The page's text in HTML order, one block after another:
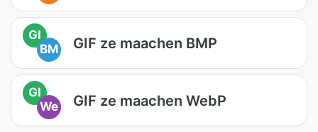
GI
BM
GIF ze maachen BMP
GI
We
GIF ze maachen WebP